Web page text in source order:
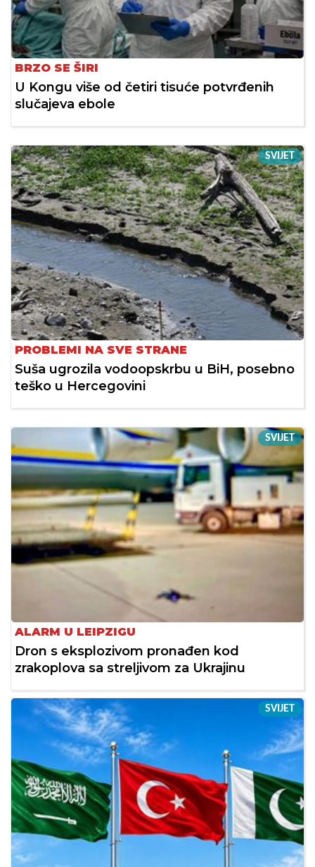
BRZO SE ŠIRI
U Kongu više od četiri tisuće potvrđenih
slučajeva ebole
SVIJET
PROBLEMI NA SVE STRANE
Suša ugrozila vodoopskrbu u BiH, posebno
teško u Hercegovini
SVIJET
ALARM U LEIPZIGU
Dron s eksplozivom pronađen kod
zrakoplova sa streljivom za Ukrajinu
SVIJET